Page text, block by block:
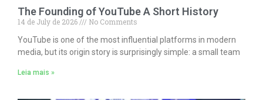
The Founding of YouTube A Short History
14 de July de 2026
No Comments
YouTube is one of the most influential platforms in modern
media, but its origin story is surprisingly simple: a small team
Leia mais »